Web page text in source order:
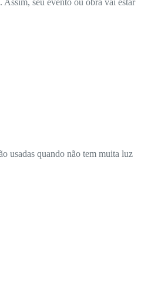
Assim, seu evento ou obra vai estar
usadas quando não tem muita luz